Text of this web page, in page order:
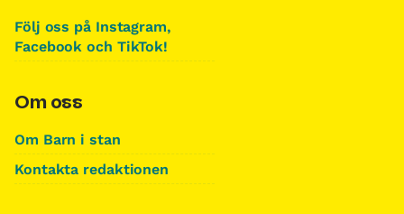
Följ oss på Instagram,
Facebook och TikTok!
Om oss
Om Barn i stan
Kontakta redaktionen